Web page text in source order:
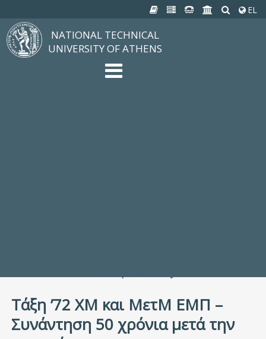
EL
NATIONAL TECHNICAL
UNIVERSITY OF ATHENS
Τάξη ’72 ΧΜ και ΜετΜ ΕΜΠ –
Συνάντηση 50 χρόνια μετά την